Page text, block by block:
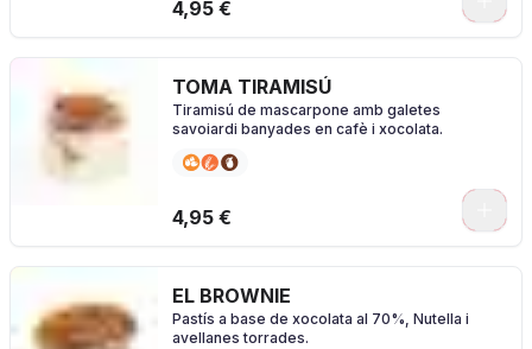
4,95 €
TOMA TIRAMISÚ
Tiramisú de mascarpone amb galetes
savoiardi banyades en cafè i xocolata.
4,95 €
EL BROWNIE
Pastís a base de xocolata al 70%, Nutella i
avellanes torrades.